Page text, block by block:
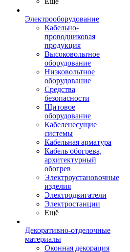
Электрооборудование
Кабельно-
проводниковая
продукция
Высоковольтное
оборудование
Низковольтное
оборудование
Средства
безопасности
Щитовое
оборудование
Кабеленесущие
системы
Кабельная арматура
Кабель обогрева,
архитектурный
обогрев
Электроустановочные
изделия
Электродвигатели
Электростанции
Ещё
Декоративно-отделочные
материалы
Оконная декорация